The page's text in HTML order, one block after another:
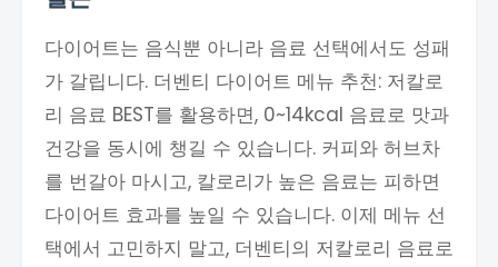
다이어트는 음식뿐 아니라 음료 선택에서도 성패
가 갈립니다. 더벤티 다이어트 메뉴 추천: 저칼로
리 음료 BEST를 활용하면, 0~14kcal 음료로 맛과
건강을 동시에 챙길 수 있습니다. 커피와 허브차
를 번갈아 마시고, 칼로리가 높은 음료는 피하면
다이어트 효과를 높일 수 있습니다. 이제 메뉴 선
택에서 고민하지 말고, 더벤티의 저칼로리 음료로